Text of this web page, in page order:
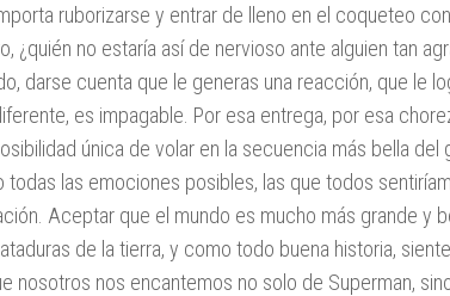
ruborizarse y entrar de lleno en el coqueteo con
¿quién no estaría así de nervioso ante alguien tan
darse cuenta que le generas una reacción, que le
es impagable. Por esa entrega, por esa
única de volar en la secuencia más bella del
las emociones posibles, las que todos
Aceptar que el mundo es mucho más grande y
de la tierra, y como todo buena historia,
nosotros nos encantemos no solo de Superman,